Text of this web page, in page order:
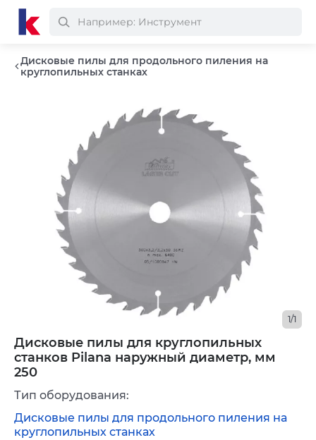
Дисковые пилы для продольного пиления на
круглопильных станках
Дисковые пилы для круглопильных
станков Pilana наружный диаметр, мм
250
1/1
Тип оборудования:
Дисковые пилы для продольного пиления на
круглопильных станках